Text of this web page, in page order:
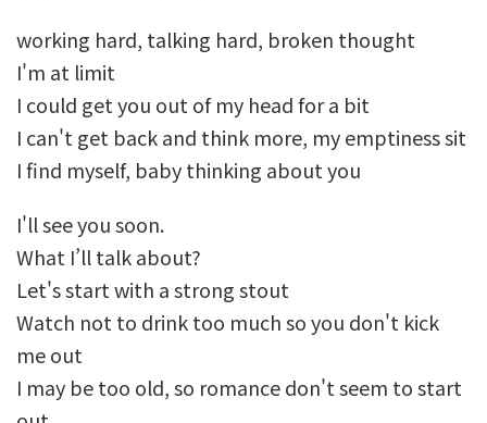
working hard, talking hard, broken thought
I'm at limit
I could get you out of my head for a bit
I can't get back and think more, my emptiness sit
I find myself, baby thinking about you
I'll see you soon.
What I’ll talk about?
Let's start with a strong stout
Watch not to drink too much so you don't kick
me out
I may be too old, so romance don't seem to start